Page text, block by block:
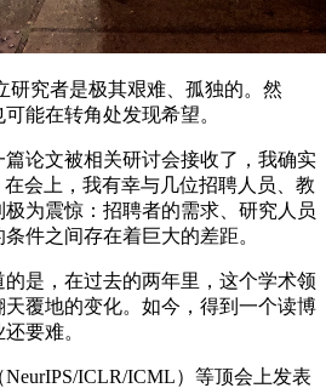
究者是极其艰难、孤独的。然
能在转角处发现希望。
论文被相关研讨会接收了，我确实
在会上，我有幸与几位招聘人员、教
为震惊：招聘者的需求、研究人员
件之间存在着巨大的差距。
，在过去的两年里，这个学术领
覆地的变化。如今，得到一个读博
要难。
ICLR/ICML）等顶会上发表